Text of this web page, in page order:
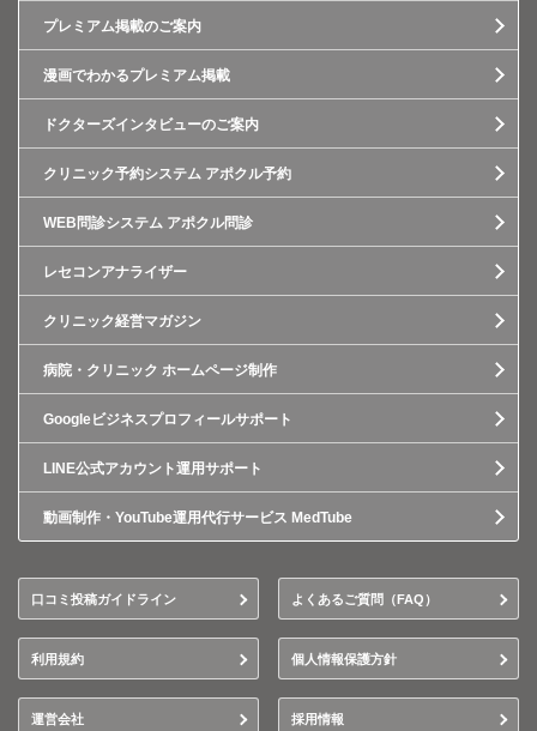
プレミアム掲載のご案内
漫画でわかるプレミアム掲載
ドクターズインタビューのご案内
クリニック予約システム アポクル予約
WEB問診システム アポクル問診
レセコンアナライザー
クリニック経営マガジン
病院・クリニック ホームページ制作
Googleビジネスプロフィールサポート
LINE公式アカウント運用サポート
動画制作・YouTube運用代行サービス MedTube
口コミ投稿ガイドライン よくあるご質問（FAQ）
利用規約 個人情報保護方針
運営会社 採用情報